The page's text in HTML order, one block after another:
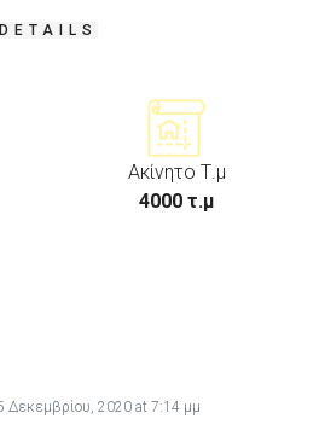
DETAILS
Ακίνητο Τ.μ
4000 τ.μ
Δεκεμβρίου, 2020 at 7:14 μμ